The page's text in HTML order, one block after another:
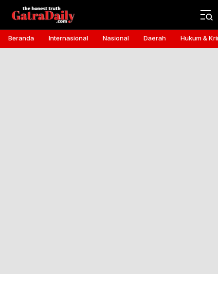
Gatra Daily
the honest truth
Beranda Internasional Nasional Daerah Hukum &